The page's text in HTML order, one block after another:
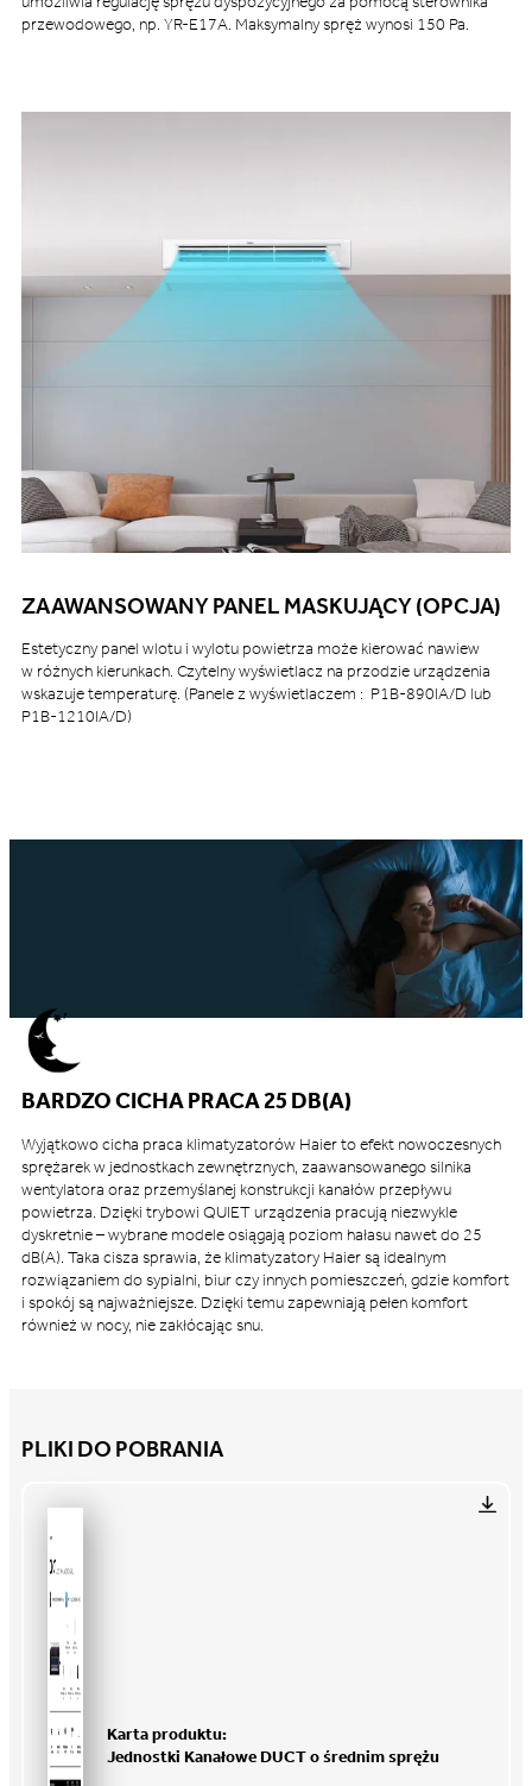
przewodowego, np. YR-E17A. Maksymalny spręż wynosi 150 Pa.
ZAAWANSOWANY PANEL MASKUJĄCY (OPCJA)
Estetyczny panel wlotu i wylotu powietrza może kierować nawiew
w różnych kierunkach. Czytelny wyświetlacz na przodzie urządzenia
wskazuje temperaturę. (Panele z wyświetlaczem : P1B-890IA/D lub
P1B-1210IA/D)
BARDZO CICHA PRACA 25 DB(A)
Wyjątkowo cicha praca klimatyzatorów Haier to efekt nowoczesnych
sprężarek w jednostkach zewnętrznych, zaawansowanego silnika
wentylatora oraz przemyślanej konstrukcji kanałów przepływu
powietrza. Dzięki trybowi QUIET urządzenia pracują niezwykle
dyskretnie – wybrane modele osiągają poziom hałasu nawet do 25
dB(A). Taka cisza sprawia, że klimatyzatory Haier są idealnym
rozwiązaniem do sypialni, biur czy innych pomieszczeń, gdzie komfort
i spokój są najważniejsze. Dzięki temu zapewniają pełen komfort
również w nocy, nie zakłócając snu.
PLIKI DO POBRANIA
Karta produktu:
Jednostki Kanałowe DUCT o średnim sprężu